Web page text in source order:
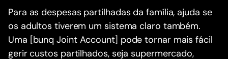
Para as despesas partilhadas da família, ajuda se
os adultos tiverem um sistema claro também.
Uma [bunq Joint Account] pode tornar mais fácil
gerir custos partilhados, seja supermercado,